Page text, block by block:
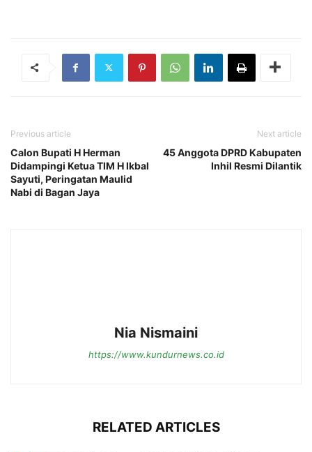
Previous article
Calon Bupati H Herman
Didampingi Ketua TIM H Ikbal
Sayuti, Peringatan Maulid
Nabi di Bagan Jaya
Next article
45 Anggota DPRD Kabupaten
Inhil Resmi Dilantik
Nia Nismaini
https://www.kundurnews.co.id
RELATED ARTICLES